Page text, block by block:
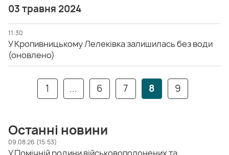
03 травня 2024
11:30
У Кропивницькому Лелеківка залишилась без води
(оновлено)
1 ... 6 7 8 9
Останні новини
09.08.26 (15:53)